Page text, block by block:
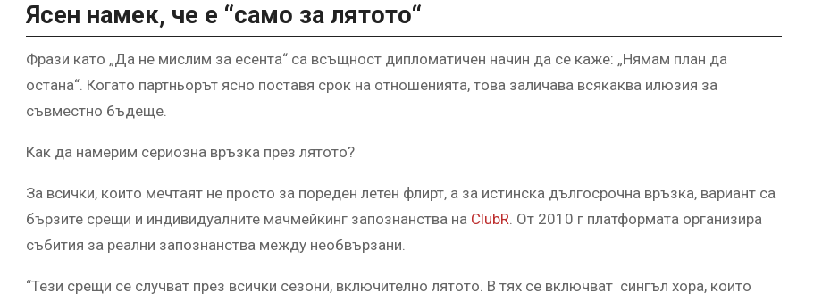
Ясен намек, че е “само за лятото“
Фрази като „Да не мислим за есента“ са всъщност дипломатичен начин да се каже: „Нямам план да
остана“. Когато партньорът ясно поставя срок на отношенията, това заличава всякаква илюзия за
съвместно бъдеще.
Как да намерим сериозна връзка през лятото?
За всички, които мечтаят не просто за пореден летен флирт, а за истинска дългосрочна връзка, вариант са
бързите срещи и индивидуалните мачмейкинг запознанства на ClubR. От 2010 г платформата организира
събития за реални запознанства между необвързани.
“Тези срещи се случват през всички сезони, включително лятото. В тях се включват сингъл хора, които